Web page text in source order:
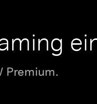
Premium.